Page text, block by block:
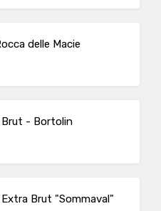
delle Macie
Brut - Bortolin
Brut "Sommaval"